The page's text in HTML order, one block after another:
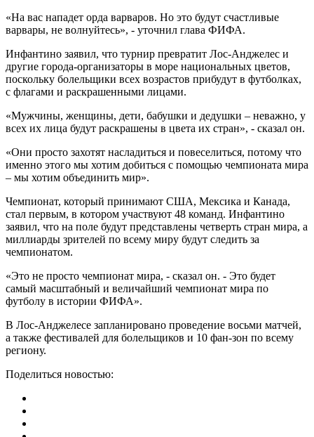
«На вас нападет орда варваров. Но это будут счастливые
варвары, не волнуйтесь», - уточнил глава ФИФА.
Инфантино заявил, что турнир превратит Лос-Анджелес и
другие города-организаторы в море национальных цветов,
поскольку болельщики всех возрастов прибудут в футболках,
с флагами и раскрашенными лицами.
«Мужчины, женщины, дети, бабушки и дедушки – неважно, у
всех их лица будут раскрашены в цвета их стран», - сказал он.
«Они просто захотят насладиться и повеселиться, потому что
именно этого мы хотим добиться с помощью чемпионата мира
– мы хотим объединить мир».
Чемпионат, который принимают США, Мексика и Канада,
стал первым, в котором участвуют 48 команд. Инфантино
заявил, что на поле будут представлены четверть стран мира, а
миллиарды зрителей по всему миру будут следить за
чемпионатом.
«Это не просто чемпионат мира, - сказал он. - Это будет
самый масштабный и величайший чемпионат мира по
футболу в истории ФИФА».
В Лос-Анджелесе запланировано проведение восьми матчей,
а также фестивалей для болельщиков и 10 фан-зон по всему
региону.
Поделиться новостью: